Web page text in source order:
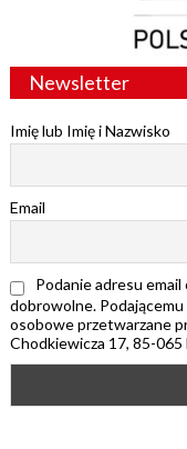
Newsletter
Imię lub Imię i Nazwisko
Email
Podanie adresu
dobrowolne.
osobowe przetwarzane
Chodkiewicza 17, 85-065